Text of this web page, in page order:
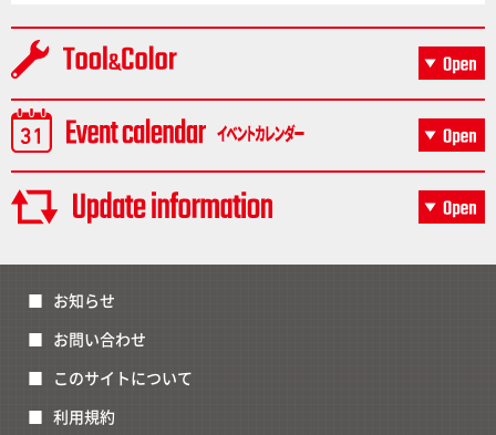
お知らせ
お問い合わせ
このサイトについて
利用規約